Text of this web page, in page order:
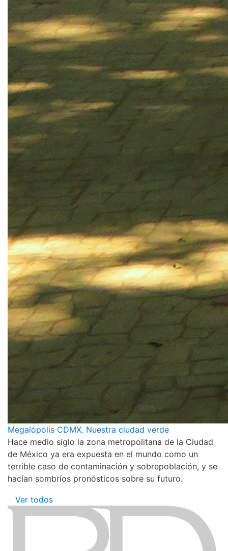
Megalópolis CDMX. Nuestra ciudad verde
Hace medio siglo la zona metropolitana de la Ciudad
de México ya era expuesta en el mundo como un
terrible caso de contaminación y sobrepoblación, y se
hacían sombríos pronósticos sobre su futuro.
Ver todos